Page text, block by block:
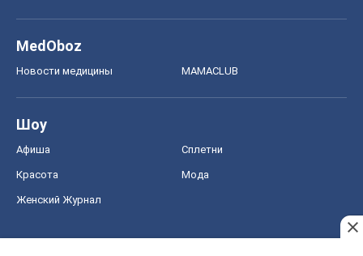
MedOboz
Новости медицины MAMACLUB
Шоу
Афиша Сплетни
Красота Мода
Женский Журнал